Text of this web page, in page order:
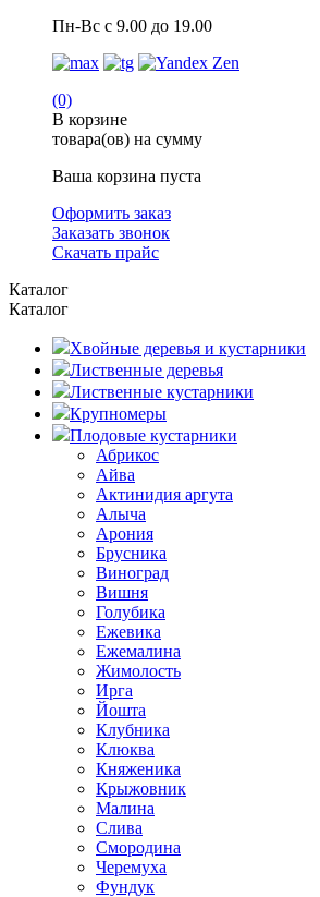
Пн-Вс с 9.00 до 19.00
(0)
В корзине
товара(ов) на сумму
Ваша корзина пуста
Оформить заказ
Заказать звонок
Скачать прайс
Каталог
Каталог
Хвойные деревья и кустарники
Лиственные деревья
Лиственные кустарники
Крупномеры
Плодовые кустарники
Абрикос
Айва
Актинидия аргута
Алыча
Арония
Брусника
Виноград
Вишня
Голубика
Ежевика
Ежемалина
Жимолость
Ирга
Йошта
Клубника
Клюква
Княженика
Крыжовник
Малина
Слива
Смородина
Черемуха
Фундук